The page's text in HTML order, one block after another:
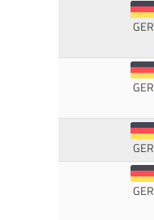
GER
GER
GER
GER